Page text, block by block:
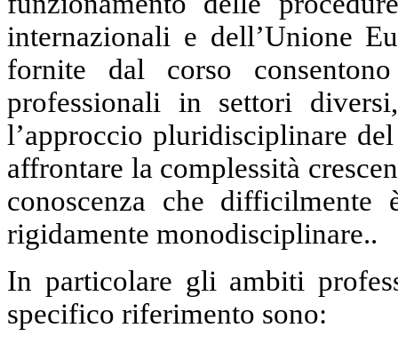
internazionali e dell’Unione
fornite dal corso
professionali in settori
l’approccio pluridisciplinare
affrontare la complessità
conoscenza che
rigidamente monodisciplinare..
In particolare gli ambiti
specifico riferimento sono: